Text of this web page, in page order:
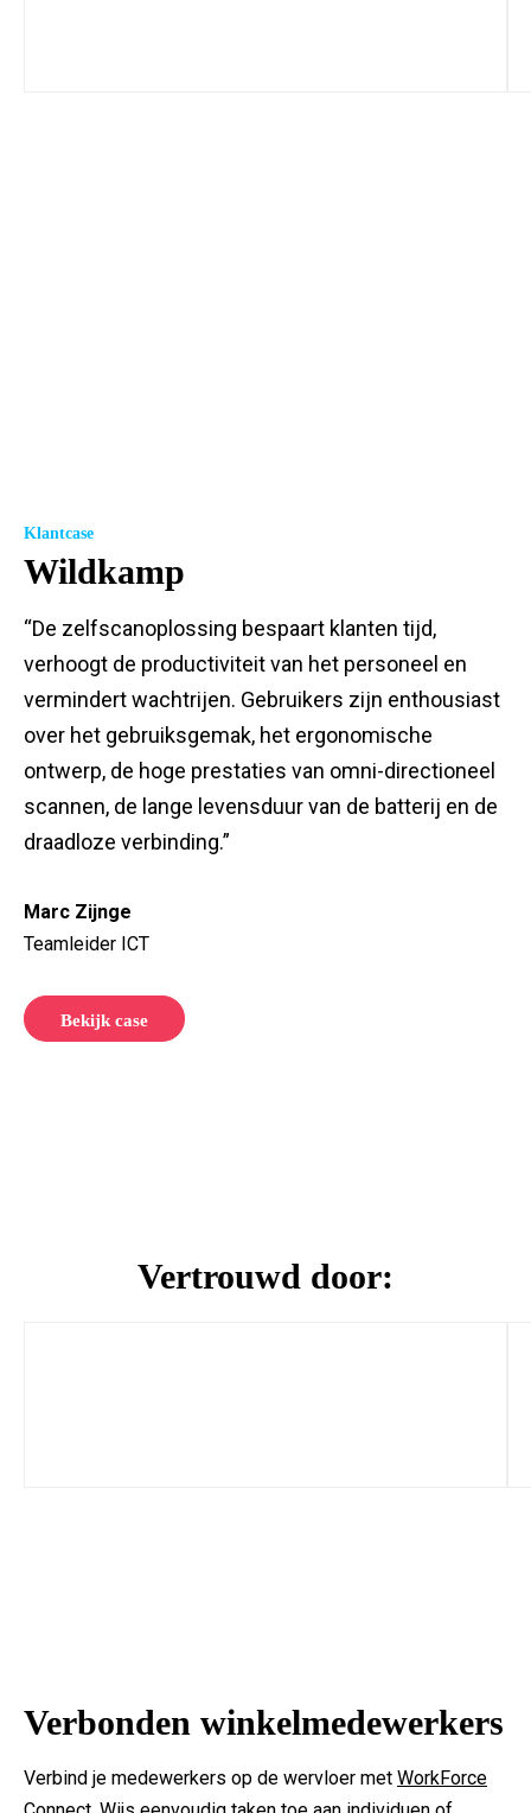
Klantcase
Wildkamp
“De zelfscanoplossing bespaart klanten tijd,
verhoogt de productiviteit van het personeel en
vermindert wachtrijen. Gebruikers zijn enthousiast
over het gebruiksgemak, het ergonomische
ontwerp, de hoge prestaties van omni-directioneel
scannen, de lange levensduur van de batterij en de
draadloze verbinding.”
Marc Zijnge
Teamleider ICT
Bekijk case
Vertrouwd door:
Verbonden winkelmedewerkers
Verbind je medewerkers op de wervloer met WorkForce